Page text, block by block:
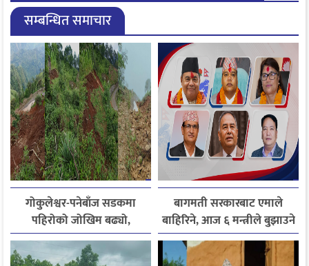
सम्बन्धित समाचार
गोकुलेश्वर-पनेबाँज सडकमा
पहिरोको जोखिम बढ्यो,
स्थानीयले मागे तत्काल पर्खाल
निर्माण
बागमती सरकारबाट एमाले
बाहिरिने, आज ६ मन्त्रीले बुझाउने
राजीनामा